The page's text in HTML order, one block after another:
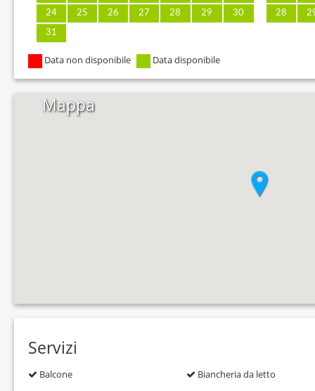
24 25 26 27 28 29 30
31
28
Data non disponibile Data disponibile
Mappa
Servizi
Balcone
Biancheria da letto